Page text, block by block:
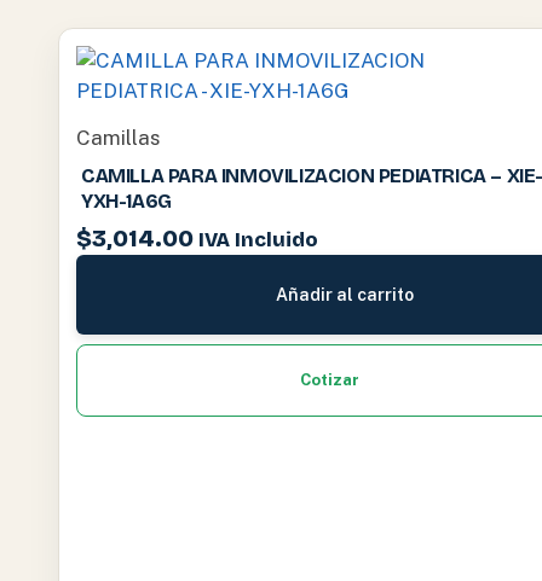
Camillas
CAMILLA PARA INMOVILIZACION PEDIATRICA –
YXH-1A6G
$3,014.00 IVA Incluido
Añadir al carrito
Cotizar